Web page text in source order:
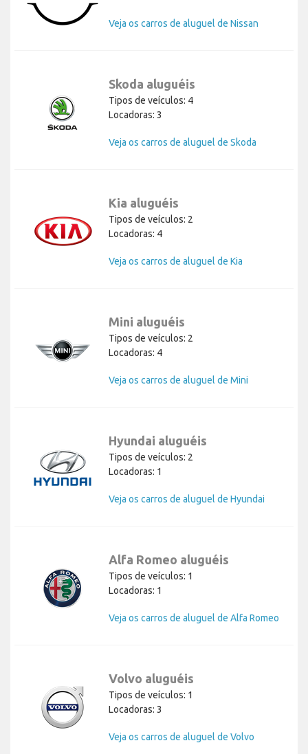
Veja os carros de aluguel de Nissan
Skoda aluguéis
Tipos de veículos: 4
Locadoras: 3
Veja os carros de aluguel de Skoda
Kia aluguéis
Tipos de veículos: 2
Locadoras: 4
Veja os carros de aluguel de Kia
Mini aluguéis
Tipos de veículos: 2
Locadoras: 4
Veja os carros de aluguel de Mini
Hyundai aluguéis
Tipos de veículos: 2
Locadoras: 1
Veja os carros de aluguel de Hyundai
Alfa Romeo aluguéis
Tipos de veículos: 1
Locadoras: 1
Veja os carros de aluguel de Alfa Romeo
Volvo aluguéis
Tipos de veículos: 1
Locadoras: 3
Veja os carros de aluguel de Volvo